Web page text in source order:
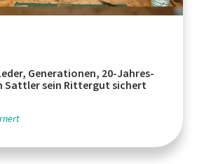
Generationen, 20-Jahres-
Sattler sein Rittergut sichert